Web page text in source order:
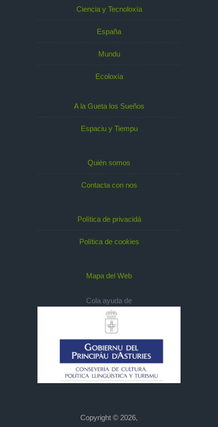
Ciencia y Tecnoloxía
España
Mundu
Ecoloxía
A la Gueta los Sueños
Espaciu y Tiempu
Quién somos
Contacta con nos
Política de privacidá
Política de cookies
Mapa del Web
Cola ayuda de
Copyright © 2026,